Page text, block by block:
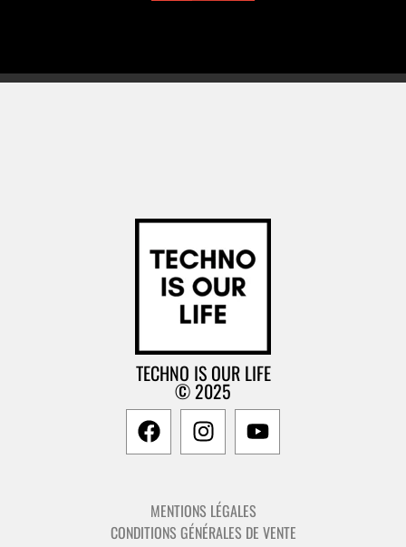
TECHNO IS OUR LIFE
© 2025
MENTIONS LÉGALES
CONDITIONS GÉNÉRALES DE VENTE